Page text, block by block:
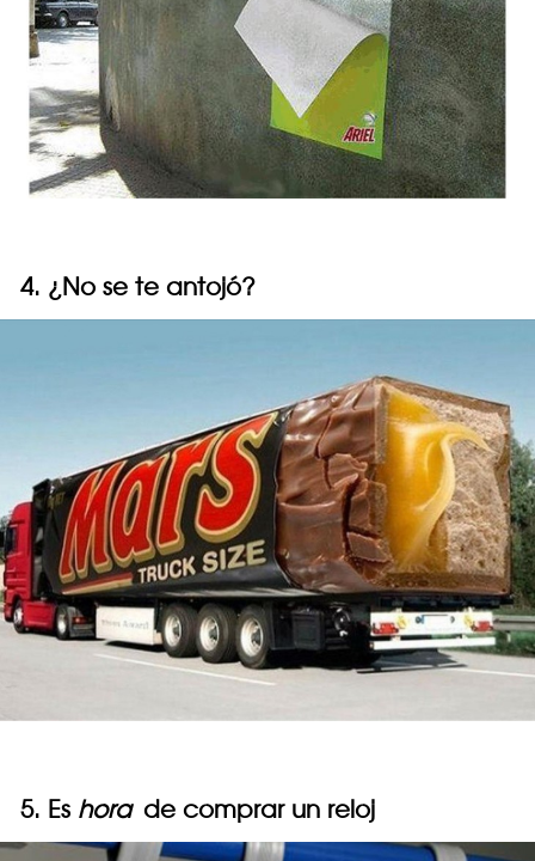
4. ¿No se te antojó?
5. Es hora de comprar un reloj